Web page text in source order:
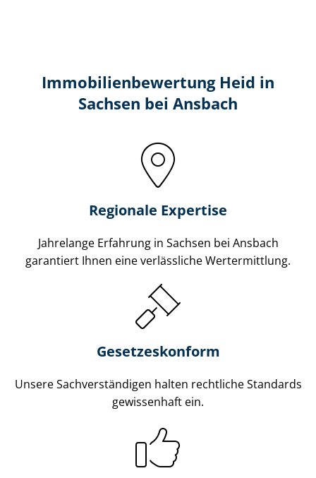
Immobilien­bewertung Heid in
Sachsen bei Ansbach
Regionale Expertise
Jahrelange Erfahrung in Sachsen bei Ansbach
garantiert Ihnen eine verlässliche Wertermittlung.
Gesetzes­konform
Unsere Sach­ver­stän­di­gen halten rechtliche Standards
gewissenhaft ein.